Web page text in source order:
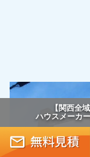
【関西全
ハウスメーカ